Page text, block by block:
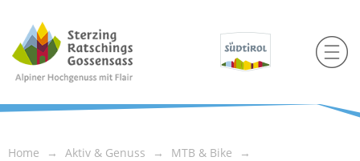
Home Aktiv & Genuss
MTB & Bike